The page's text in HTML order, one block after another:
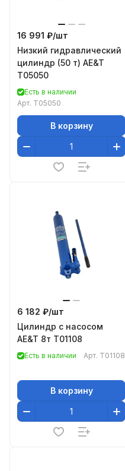
16 991 ₽/шт
Низкий гидравлический
цилиндр (50 т) AE&T
T05050
Есть в наличии
Арт. T05050
В корзину
6 182 ₽/шт
Цилиндр с насосом
AE&T 8т T01108
Есть в наличии Арт. T01108
В корзину